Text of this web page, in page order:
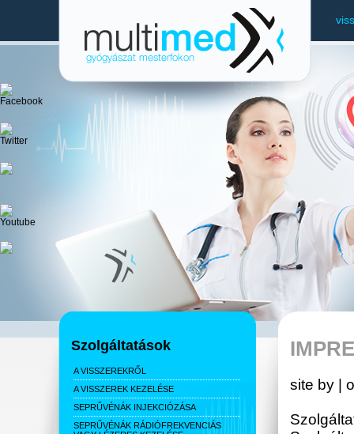
Szolgáltatások
A VISSZEREKRŐL
A VISSZEREK KEZELÉSE
SEPRŰVÉNÁK INJEKCIÓZÁSA
SEPRŰVÉNÁK RÁDIÓFREKVENCIÁS
site by |